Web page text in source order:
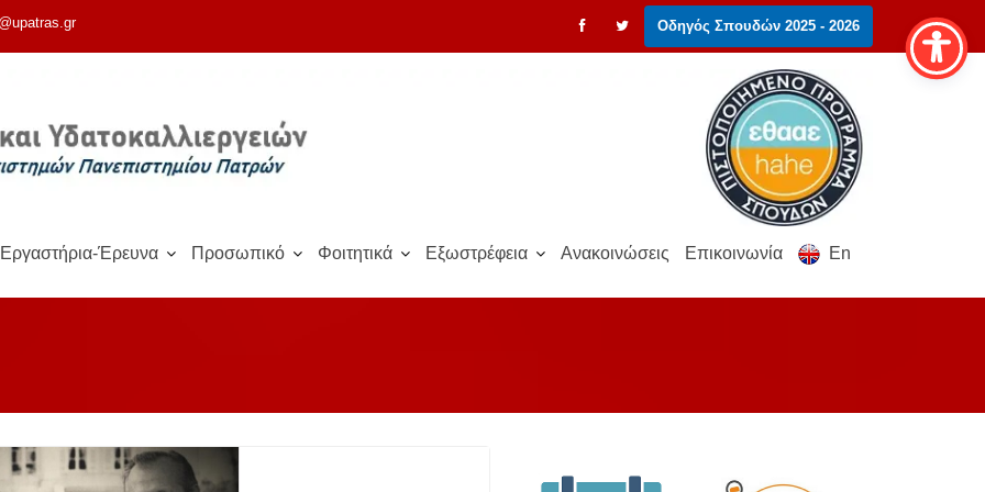
Οδηγός Σπουδών 2025 - 2026
Εργαστήρια-Έρευνα Προσωπικό Φοιτητικά Εξωστρέφεια Ανακοινώσεις Επικοινωνία En